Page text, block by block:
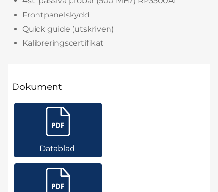
Frontpanelskydd
Quick guide (utskriven)
Kalibreringscertifikat
Dokument
Datablad